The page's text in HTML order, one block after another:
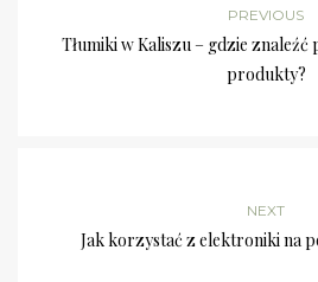
PREVIOUS
Tłumiki w Kaliszu – gdzie znaleźć
produkty?
NEXT
Jak korzystać z elektroniki na